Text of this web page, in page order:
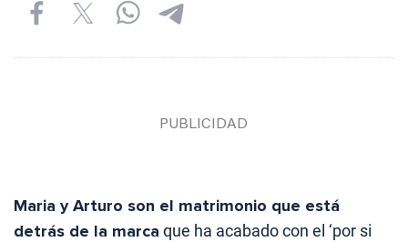
Maria y Arturo son el matrimonio que está
detrás de la marca que ha acabado con el ‘por si